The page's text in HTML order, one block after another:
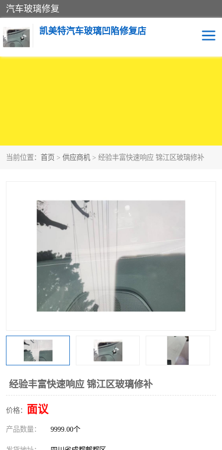
汽车玻璃修复
凯美特汽车玻璃凹陷修复店
当前位置： 首页 > 供应商机 > 经验丰富快速响应 锦江区玻璃修补
经验丰富快速响应 锦江区玻璃修补
价格： 面议
产品数量： 9999.00个